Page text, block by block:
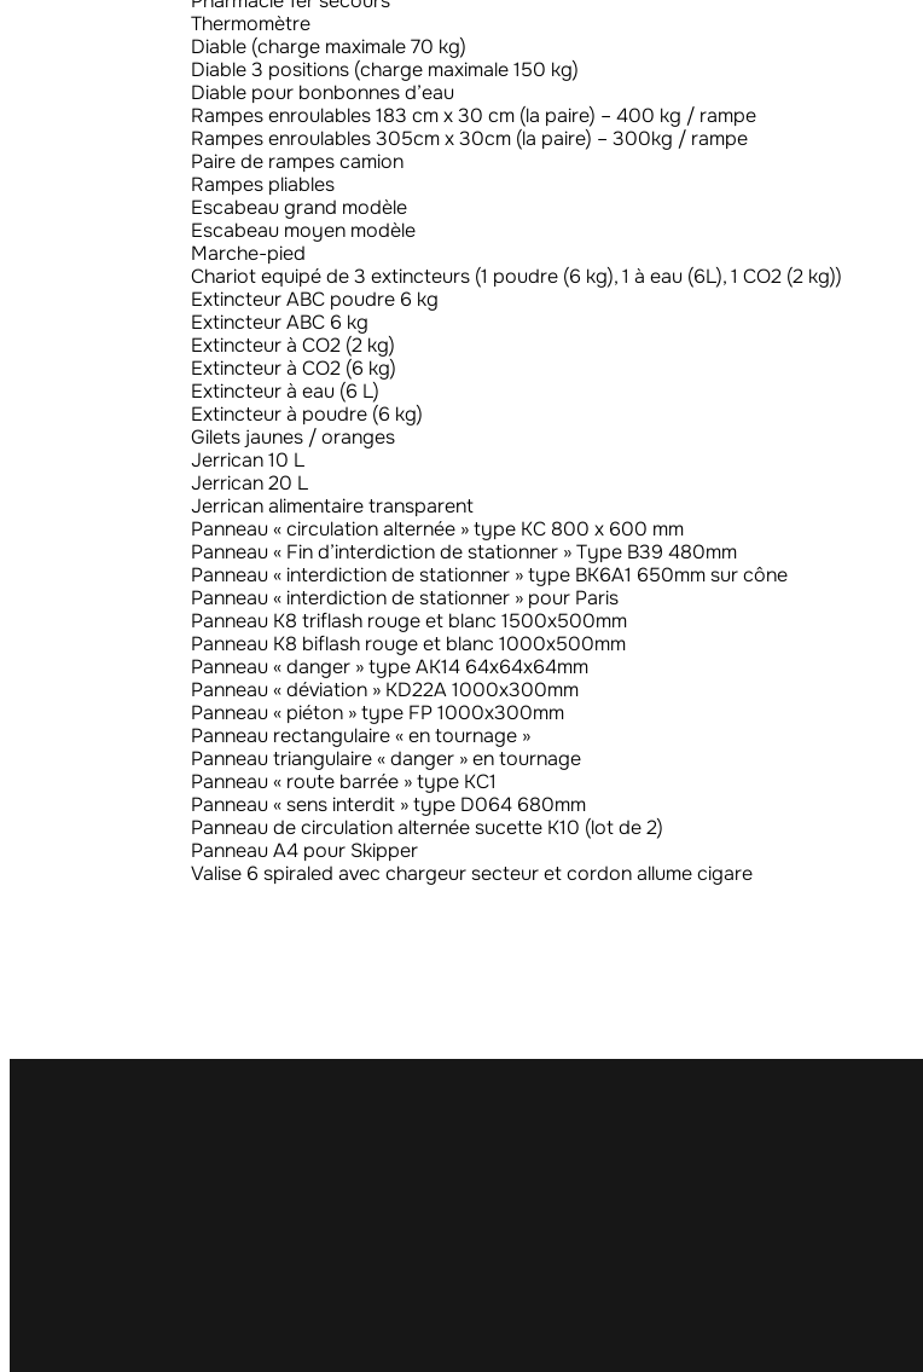
Thermomètre
Diable (charge maximale 70 kg)
Diable 3 positions (charge maximale 150 kg)
Diable pour bonbonnes d’eau
Rampes enroulables 183 cm x 30 cm (la paire) – 400 kg / rampe
Rampes enroulables 305cm x 30cm (la paire) – 300kg / rampe
Paire de rampes camion
Rampes pliables
Escabeau grand modèle
Escabeau moyen modèle
Marche-pied
Chariot equipé de 3 extincteurs (1 poudre (6 kg), 1 à eau (6L), 1 CO2 (2 kg))
Extincteur ABC poudre 6 kg
Extincteur ABC 6 kg
Extincteur à CO2 (2 kg)
Extincteur à CO2 (6 kg)
Extincteur à eau (6 L)
Extincteur à poudre (6 kg)
Gilets jaunes / oranges
Jerrican 10 L
Jerrican 20 L
Jerrican alimentaire transparent
Panneau « circulation alternée » type KC 800 x 600 mm
Panneau « Fin d’interdiction de stationner » Type B39 480mm
Panneau « interdiction de stationner » type BK6A1 650mm sur cône
Panneau « interdiction de stationner » pour Paris
Panneau K8 triflash rouge et blanc 1500x500mm
Panneau K8 biflash rouge et blanc 1000x500mm
Panneau « danger » type AK14 64x64x64mm
Panneau « déviation » KD22A 1000x300mm
Panneau « piéton » type FP 1000x300mm
Panneau rectangulaire « en tournage »
Panneau triangulaire « danger » en tournage
Panneau « route barrée » type KC1
Panneau « sens interdit » type D064 680mm
Panneau de circulation alternée sucette K10 (lot de 2)
Panneau A4 pour Skipper
Valise 6 spiraled avec chargeur secteur et cordon allume cigare